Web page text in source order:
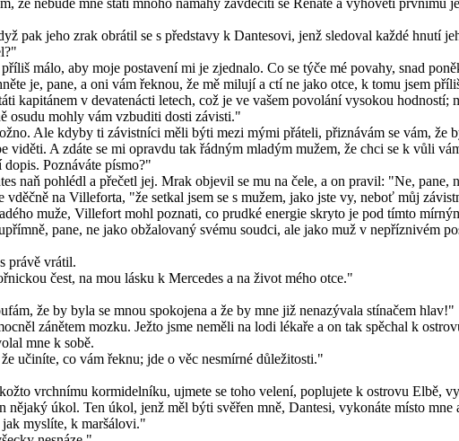
nebude mne státi mnoho námahy zavděčiti se Renatě a vyhověti prvnímu
pak jeho zrak obrátil se s představy k Dantesovi, jenž sledoval každé hnutí
málo, aby moje postavení mi je zjednalo. Co se týče mé povahy, snad
je, pane, a oni vám řeknou, že mě milují a ctí ne jako otce, k tomu jsem
kapitánem v devatenácti letech, což je ve vašem povolání vysokou
osudu mohly vám vzbuditi dosti závisti."
Ale kdyby ti závistníci měli býti mezi mými přáteli, přiznávám se vám, že
viděti. A zdáte se mi opravdu tak řádným mladým mužem, že chci se k vůli
Poznáváte písmo?"
naň pohlédl a přečetl jej. Mrak objevil se mu na čele, a on pravil: "Ne, pane,
vděčně na Villeforta, "že setkal jsem se s mužem, jako jste vy, neboť můj
muže, Villefort mohl poznati, co prudké energie skryto je pod tímto
pane, ne jako obžalovaný svému soudci, ale jako muž v nepříznivém
právě vrátil.
čest, na mou lásku k Mercedes a na život mého otce."
že by byla se mnou spokojena a že by mne již nenazývala stínačem hlav!"
zánětem mozku. Ježto jsme neměli na lodi lékaře a on tak spěchal k
mne k sobě.
učiníte, co vám řeknu; jde o věc nesmírné důležitosti."
vrchnímu kormidelníku, ujmete se toho velení, poplujete k ostrovu Elbě,
nějaký úkol. Ten úkol, jenž měl býti svěřen mně, Dantesi, vykonáte místo mne
jak myslíte, k maršálovi."